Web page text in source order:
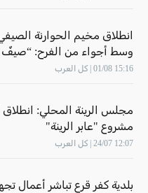
انطلاق مخيم الحوارنة
وسط أجواء من الفرح: “صيفٌ
وهويتنا عنوان"
15:16 01/08 | كل العرب
مجلس الرينة المحلي: انطلاق
مشروع "عابر الرينة"
12:07 24/07 | كل العرب
بلدية كفر قرع تباشر أعمال